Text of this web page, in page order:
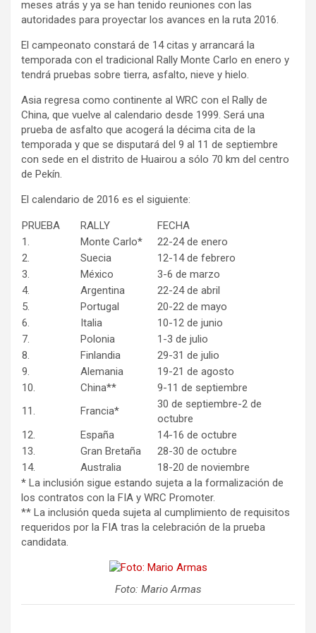
meses atrás y ya se han tenido reuniones con las
autoridades para proyectar los avances en la ruta 2016.
El campeonato constará de 14 citas y arrancará la
temporada con el tradicional Rally Monte Carlo en enero y
tendrá pruebas sobre tierra, asfalto, nieve y hielo.
Asia regresa como continente al WRC con el Rally de
China, que vuelve al calendario desde 1999. Será una
prueba de asfalto que acogerá la décima cita de la
temporada y que se disputará del 9 al 11 de septiembre
con sede en el distrito de Huairou a sólo 70 km del centro
de Pekín.
El calendario de 2016 es el siguiente:
PRUEBA RALLY
FECHA
1.
Monte Carlo*
22-24 de enero
2.
Suecia
12-14 de febrero
3.
México
3-6 de marzo
4.
Argentina
22-24 de abril
5.
Portugal
20-22 de mayo
6.
Italia
10-12 de junio
7.
Polonia
1-3 de julio
8.
Finlandia
29-31 de julio
9.
Alemania
19-21 de agosto
10.
China**
9-11 de septiembre
11.
Francia*
30 de septiembre-2 de
octubre
12.
España
14-16 de octubre
13.
Gran Bretaña
28-30 de octubre
14.
Australia
18-20 de noviembre
* La inclusión sigue estando sujeta a la formalización de
los contratos con la FIA y WRC Promoter.
** La inclusión queda sujeta al cumplimiento de requisitos
requeridos por la FIA tras la celebración de la prueba
candidata.
Foto: Mario Armas